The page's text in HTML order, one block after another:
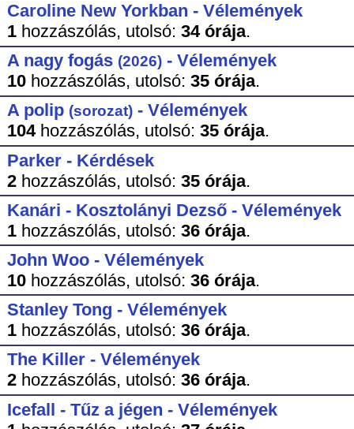
Caroline New Yorkban - Vélemények
1hozzászólás, utolsó: 34 órája.
A nagy fogás (2026)- Vélemények
10hozzászólás, utolsó: 35 órája.
A polip (sorozat)- Vélemények
104hozzászólás, utolsó: 35 órája.
Parker - Kérdések
2hozzászólás, utolsó: 35 órája.
Kanári - Kosztolányi Dezső - Vélemények
1hozzászólás, utolsó: 36 órája.
John Woo - Vélemények
10hozzászólás, utolsó: 36 órája.
Stanley Tong - Vélemények
1hozzászólás, utolsó: 36 órája.
The Killer - Vélemények
2hozzászólás, utolsó: 36 órája.
Icefall - Tűz a jégen - Vélemények